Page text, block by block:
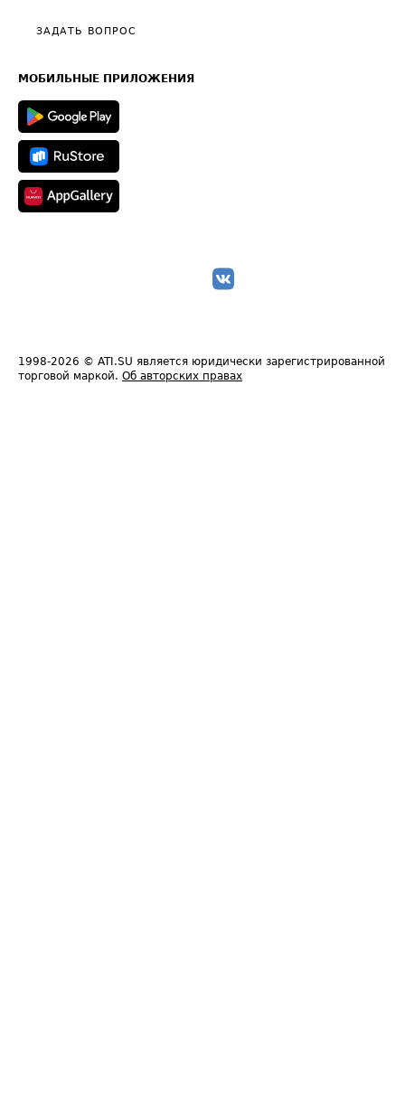
Общие положения
Полезное по перевозкам
Техническая информация
ЗАДАТЬ ВОПРОС
МОБИЛЬНЫЕ ПРИЛОЖЕНИЯ
1998-2026 © ATI.SU является юридически зарегистрированной
торговой маркой. Об авторских правах